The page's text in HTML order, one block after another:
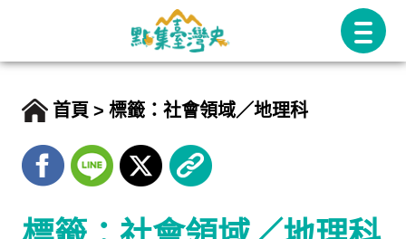
首頁 標籤：社會領域／地理科